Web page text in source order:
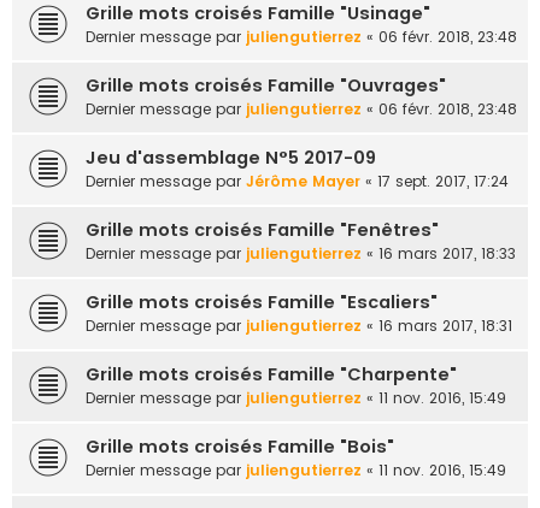
Grille mots croisés Famille "Usinage"
Dernier message par juliengutierrez « 06 févr. 2018, 23:48
Grille mots croisés Famille "Ouvrages"
Dernier message par juliengutierrez « 06 févr. 2018, 23:48
Jeu d'assemblage N°5 2017-09
Dernier message par Jérôme Mayer « 17 sept. 2017, 17:24
Grille mots croisés Famille "Fenêtres"
Dernier message par juliengutierrez « 16 mars 2017, 18:33
Grille mots croisés Famille "Escaliers"
Dernier message par juliengutierrez « 16 mars 2017, 18:31
Grille mots croisés Famille "Charpente"
Dernier message par juliengutierrez « 11 nov. 2016, 15:49
Grille mots croisés Famille "Bois"
Dernier message par juliengutierrez « 11 nov. 2016, 15:49